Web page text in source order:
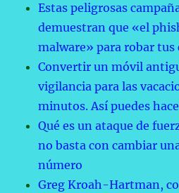
Estas peligrosas
demuestran que «el
malware» para robar tus
Convertir un móvil
vigilancia para las
minutos. Así puedes
Qué es un ataque de
no basta con cambiar
número
Greg Kroah-Hartman,